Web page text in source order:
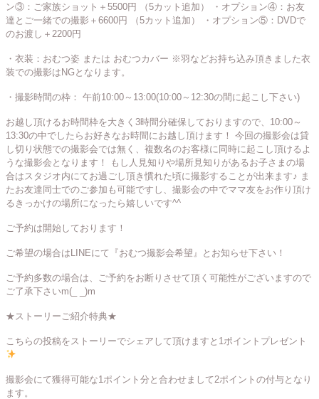
ン③：ご家族ショット＋5500円 （5カット追加）
・オプション④：お友
達とご一緒での撮影＋6600円 （5カット追加）
・オプション⑤：DVDで
のお渡し＋2200円
・衣装：おむつ姿 または おむつカバー ※羽などお持ち込み頂きました衣
装での撮影はNGとなります。
・撮影時間の枠： 午前10:00～13:00(10:00～12:30の間に起こし下さい)
お越し頂けるお時間枠を大きく3時間分確保しておりますので、10:00～
13:30の中でしたらお好きなお時間にお越し頂けます！
今回の撮影会は貸
し切り状態での撮影会では無く、複数名のお客様に同時に起こし頂けるよ
うな撮影会となります！
もし人見知りや場所見知りがあるお子さまの場
合はスタジオ内にてお過ごし頂き慣れた頃に撮影することが出来ます♪ ま
たお友達同士でのご参加も可能ですし、撮影会の中でママ友をお作り頂け
るきっかけの場所になったら嬉しいです^^
ご予約は開始しております！
ご希望の場合はLINEにて『おむつ撮影会希望』とお知らせ下さい！
ご予約多数の場合は、ご予約をお断りさせて頂く可能性がございますので
ご了承下さいm(_ _)m
★ストーリーご紹介特典★
こちらの投稿をストーリーでシェアして頂けますと1ポイントプレゼント
撮影会にて獲得可能な1ポイント分と合わせまして2ポイントの付与となり
ます。